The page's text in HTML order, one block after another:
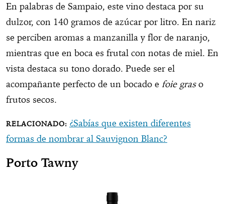
En palabras de Sampaio, este vino destaca por su
dulzor, con 140 gramos de azúcar por litro. En nariz
se perciben aromas a manzanilla y flor de naranjo,
mientras que en boca es frutal con notas de miel. En
vista destaca su tono dorado. Puede ser el
acompañante perfecto de un bocado e foie graso
frutos secos.
¿Sabías que existen diferentes
formas de nombrar al Sauvignon Blanc?
Porto Tawny